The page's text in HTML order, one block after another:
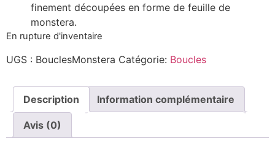
finement découpées en forme de feuille de
monstera.
En rupture d'inventaire
UGS : BouclesMonstera Catégorie: Boucles
Description Information complémentaire
Avis (0)